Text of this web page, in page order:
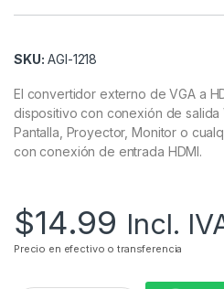
SKU: AGI-1218
El convertidor externo de VGA a
dispositivo con conexión de salida
Pantalla, Proyector, Monitor o
con conexión de entrada HDMI.
$14.99 Incl.
Precio en efectivo o transferencia